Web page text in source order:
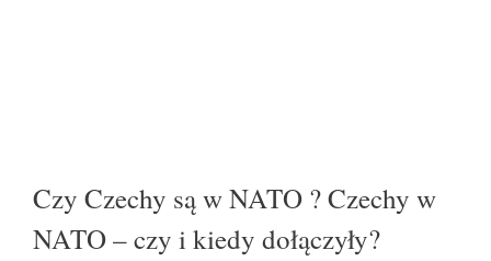
Czy Czechy są w NATO ? Czechy w
NATO – czy i kiedy dołączyły?